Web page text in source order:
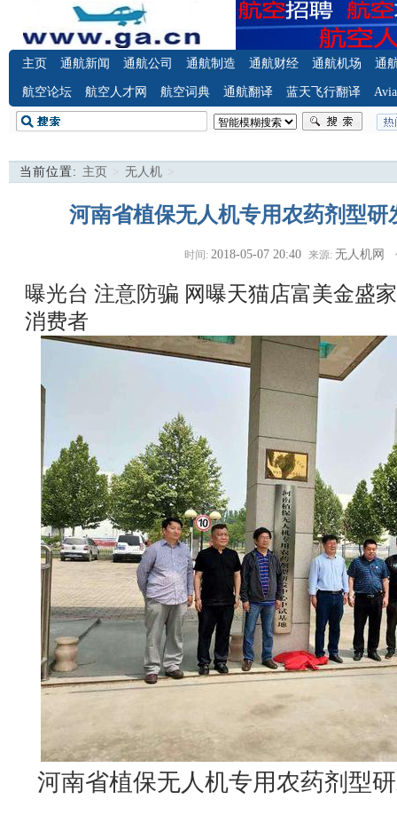
主页 通航新闻 通航公司 通航制造 通航财经 通航机场 通
航空论坛 航空人才网 航空词典 通航翻译 蓝天飞行翻译
当前位置: 主页 > 无人机 >
河南省植保无人机专用农药剂型研
时间: 2018-05-07 20:40 来源: 无人机网
曝光台 注意防骗 网曝天猫店富美金盛
消费者
河南省植保无人机专用农药剂型